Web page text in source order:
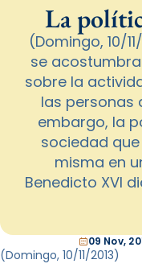
La
(Domingo, 10/
se
sobre la
las personas
embargo, la
sociedad
misma en
Benedicto XVI
09 Nov,
(Domingo, 10/11/2013)